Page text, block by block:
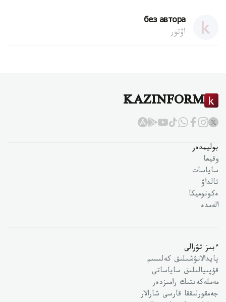
без автора
اۆتور
KAZINFORM
بوليمدەر
وقيعا
ساياسات
تالداۋ
ەكونوميكا
الەمدە
ءبىز تۋرالى
پايدالانۋشىلىق كەلىسىم
قۇپىيالىلىق ساياساتى
مەملەكەتتىك رامىزدەر
جەمقورلىققا قارسى شارالار